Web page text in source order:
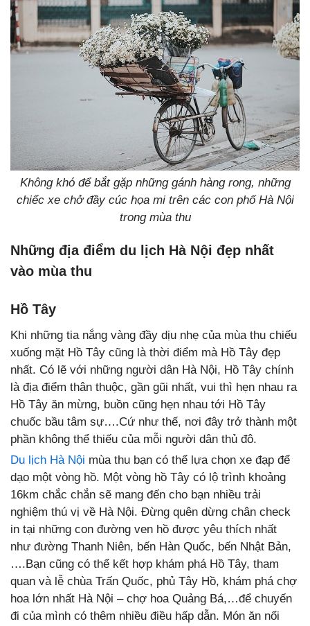
Không khó để bắt gặp những gánh hàng rong, những
chiếc xe chở đầy cúc họa mi trên các con phố Hà Nội
trong mùa thu
Những địa điểm du lịch Hà Nội đẹp nhất
vào mùa thu
Hồ Tây
Khi những tia nắng vàng đầy dịu nhẹ của mùa thu chiếu
xuống mặt Hồ Tây cũng là thời điểm mà Hồ Tây đẹp
nhất. Có lẽ với những người dân Hà Nội, Hồ Tây chính
là địa điểm thân thuộc, gần gũi nhất, vui thì hẹn nhau ra
Hồ Tây ăn mừng, buồn cũng hẹn nhau tới Hồ Tây
chuốc bầu tâm sự….Cứ như thế, nơi đây trở thành một
phần không thể thiếu của mỗi người dân thủ đô.
Du lịch Hà Nội mùa thu bạn có thể lựa chọn xe đạp để
dạo một vòng hồ. Một vòng hồ Tây có lộ trình khoảng
16km chắc chắn sẽ mang đến cho bạn nhiều trải
nghiệm thú vị về Hà Nội. Đừng quên dừng chân check
in tại những con đường ven hồ được yêu thích nhất
như đường Thanh Niên, bến Hàn Quốc, bến Nhật Bản,
….Bạn cũng có thể kết hợp khám phá Hồ Tây, tham
quan và lễ chùa Trấn Quốc, phủ Tây Hồ, khám phá chợ
hoa lớn nhất Hà Nội – chợ hoa Quảng Bá,…để chuyến
đi của mình có thêm nhiều điều hấp dẫn. Món ăn nổi